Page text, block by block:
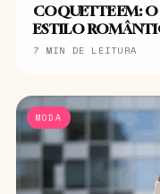
COQUETTE EM:
ESTILO
7 MIN DE LEITURA
MODA